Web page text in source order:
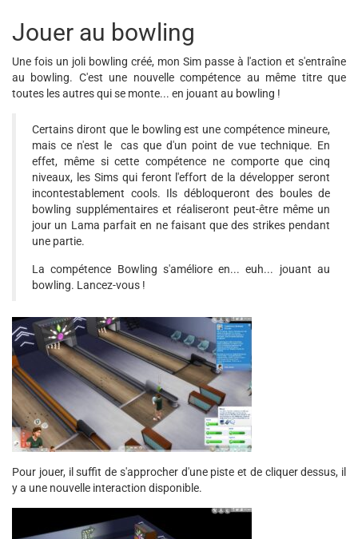
Jouer au bowling
Une fois un joli bowling créé, mon Sim passe à l'action et s'entraîne
au bowling. C'est une nouvelle compétence au même titre que
toutes les autres qui se monte... en jouant au bowling !
Certains diront que le bowling est une compétence mineure,
mais ce n'est le cas que d'un point de vue technique. En
effet, même si cette compétence ne comporte que cinq
niveaux, les Sims qui feront l'effort de la développer seront
incontestablement cools. Ils débloqueront des boules de
bowling supplémentaires et réaliseront peut-être même un
jour un Lama parfait en ne faisant que des strikes pendant
une partie.
La compétence Bowling s'améliore en... euh... jouant au
bowling. Lancez-vous !
Pour jouer, il suffit de s'approcher d'une piste et de cliquer dessus, il
y a une nouvelle interaction disponible.